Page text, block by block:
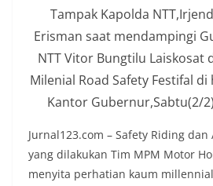
Tampak Kapolda
Erisman saat mendampingi
NTT Vitor Bungtilu Laiskosat
Milenial Road Safety Festifal di
Kantor Gubernur,Sabtu(2/
Jurnal123.com – Safety Riding
yang dilakukan Tim MPM Motor
menyita perhatian kaum